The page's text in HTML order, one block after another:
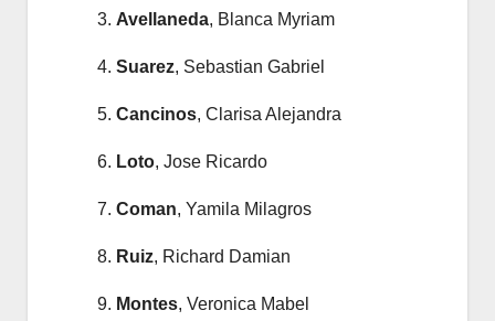
Avellaneda, Blanca Myriam
Suarez, Sebastian Gabriel
Cancinos, Clarisa Alejandra
Loto, Jose Ricardo
Coman, Yamila Milagros
Ruiz, Richard Damian
Montes, Veronica Mabel